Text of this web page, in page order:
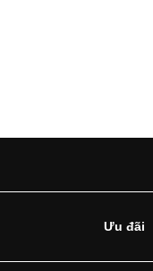
Ưu đãi